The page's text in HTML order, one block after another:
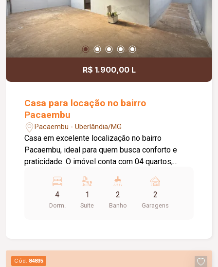
R$ 1.900,00 L
Casa para locação no bairro
Pacaembu
Pacaembu - Uberlândia/MG
Casa em excelente localização no bairro
Pacaembu, ideal para quem busca conforto e
praticidade. O imóvel conta com 04 quartos,
aconchegante, cozinha ampla e funcional, além de
área de lavanderia com entrada independente,
proporcionando mais comodidade no dia a dia.
praticidade para toda a família.
4
Dorm.
1
Suite
2
Banho
2
Garagens
Cód. 84835